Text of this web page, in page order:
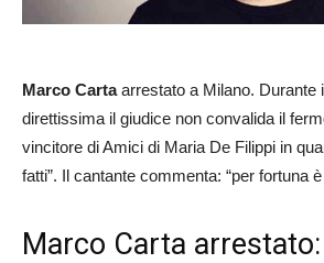
Marco Cartaarrestato a Milano. Durante
direttissima il giudice non convalida il
vincitore di Amici di Maria De Filippi in
fatti”. Il cantante commenta: “per fortuna
Marco Carta